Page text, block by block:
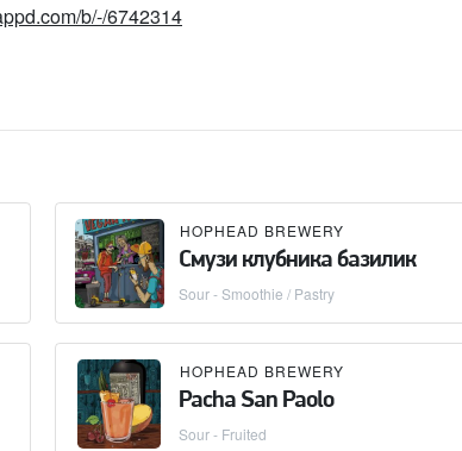
b/-/6742314
HOPHEAD BREWERY
Смузи клубника базилик
Sour - Smoothie / Pastry
HOPHEAD BREWERY
Pacha San Paolo
Sour - Fruited